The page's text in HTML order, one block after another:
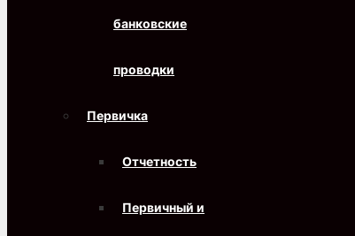
банковские
проводки
Первичка
Отчетность
Первичный и